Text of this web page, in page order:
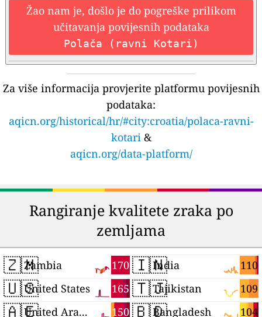
Žao nam je, došlo je do pogreške prilikom
učitavanja povijesnih podataka
Polača (ravni Kotari)
Za više informacija provjerite platformu povijesnih
podataka:
aqicn.org/historical/hr/#city:croatia/polaca-ravni-
kotari&
aqicn.org/data-platform/
Rangiranje kvalitete zraka po
zemljama
🇿🇲 170
Zambia
🇺🇸 165
United States
🇦🇪 150
United Arab Emirates
🇮🇳 110
India
🇹🇯 109
Tajikistan
🇧🇩 104
Bangladesh